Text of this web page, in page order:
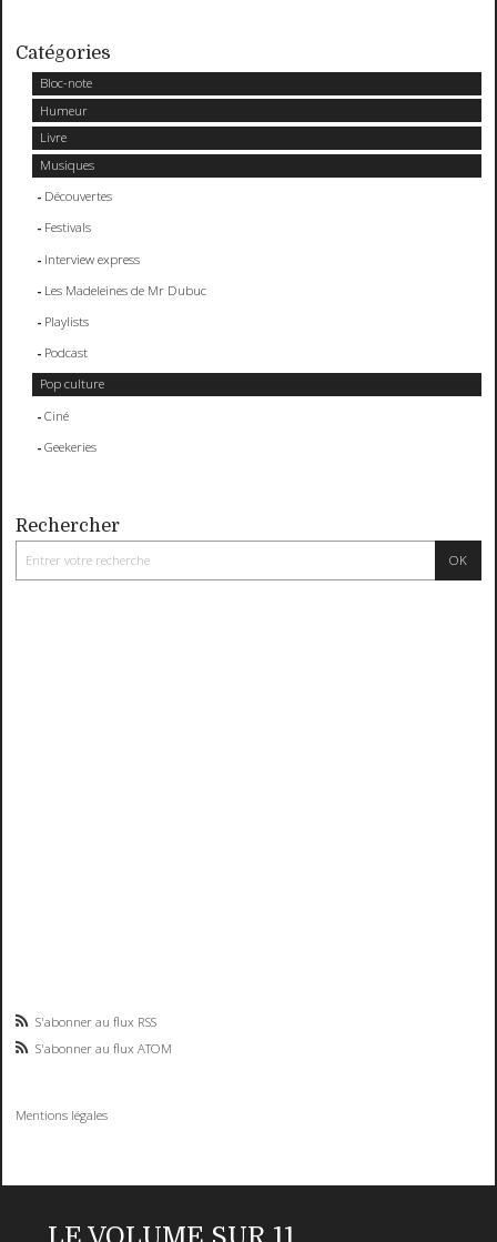
Catégories
Bloc-note
Humeur
Livre
Musiques
Découvertes
Festivals
Interview express
Les Madeleines de Mr Dubuc
Playlists
Podcast
Pop culture
Ciné
Geekeries
Rechercher
S'abonner au flux RSS
S'abonner au flux ATOM
Mentions légales